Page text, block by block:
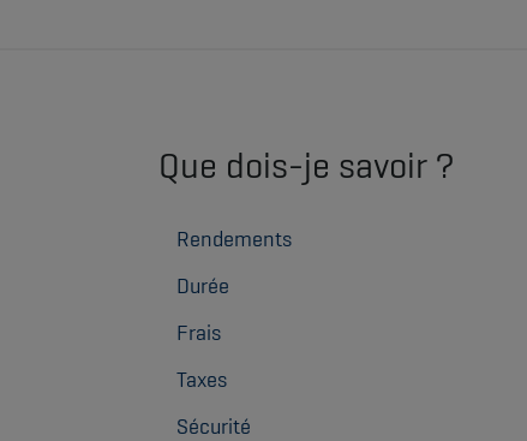
Que dois-je savoir ?
Rendements
Durée
Frais
Taxes
Sécurité